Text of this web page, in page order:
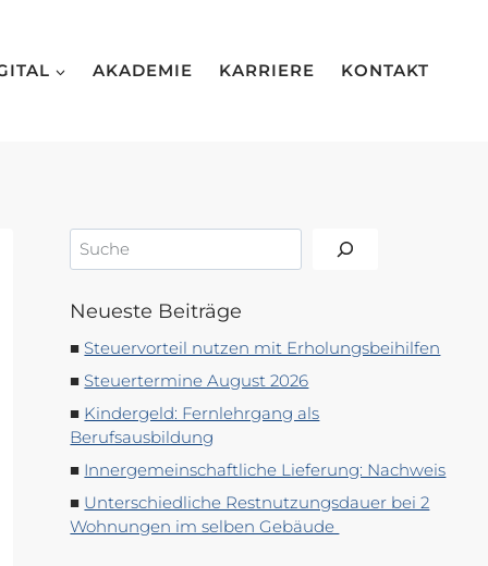
AKADEMIE KARRIERE KONTAKT
Suchen
Neueste Beiträge
Steuervorteil nutzen mit Erholungsbeihilfen
Steuertermine August 2026
Kindergeld: Fernlehrgang als
Berufsausbildung
Innergemeinschaftliche Lieferung: Nachweis
Unterschiedliche Restnutzungsdauer bei 2
Wohnungen im selben Gebäude